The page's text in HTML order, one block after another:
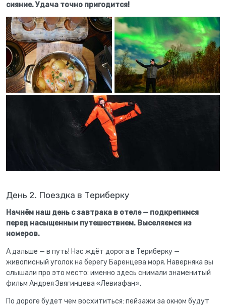
сияние. Удача точно пригодится!
День 2. Поездка в Териберку
Начнём наш день с завтрака в отеле — подкрепимся
перед насыщенным путешествием. Выселяемся из
номеров.
А дальше — в путь! Нас ждёт дорога в Териберку —
живописный уголок на берегу Баренцева моря. Наверняка вы
слышали про это место: именно здесь снимали знаменитый
фильм Андрея Звягинцева «Левиафан».
По дороге будет чем восхититься: пейзажи за окном будут